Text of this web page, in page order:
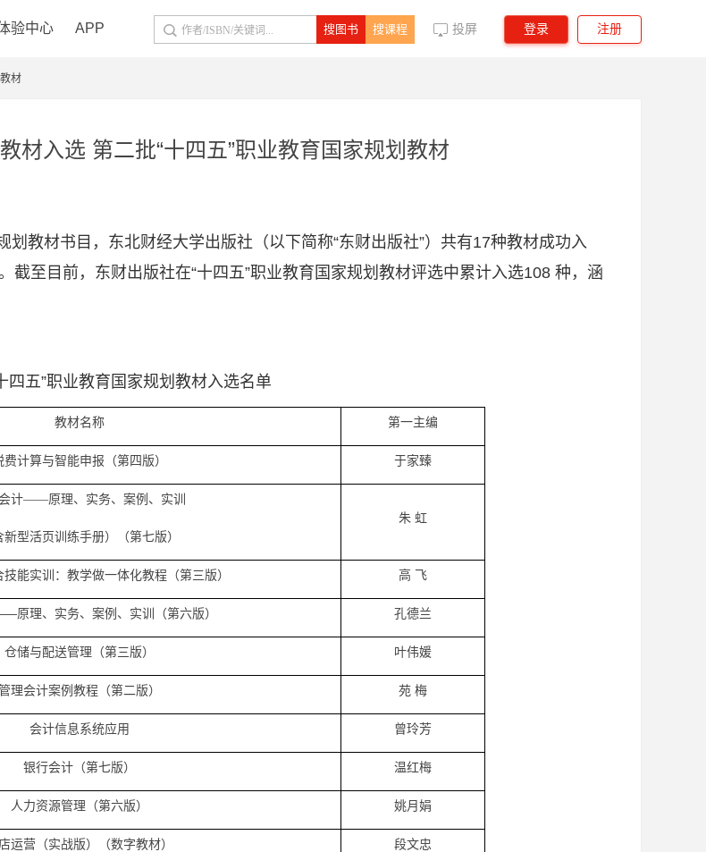
验中心 APP 搜图书 搜课程 投屏 登录 注册
材
材入选 第二批“十四五”职业教育国家规划教材
划教材书目，东北财经大学出版社（以下简称“东财出版社”）共有17种教材成功入
至目前，东财出版社在“十四五”职业教育国家规划教材评选中累计入选108 种，涵
四五”职业教育国家规划教材入选名单
教材名称 第一主编
费计算与智能申报（第四版） 于家臻
计——原理、实务、案例、实训
新型活页训练手册）（第七版）
朱 虹
能实训：教学做一体化教程（第三版） 高 飞
原理、实务、案例、实训（第六版） 孔德兰
仓储与配送管理（第三版） 叶伟媛
理会计案例教程（第二版） 苑 梅
会计信息系统应用 曾玲芳
银行会计（第七版） 温红梅
人力资源管理（第六版） 姚月娟
运营（实战版）（数字教材） 段文忠